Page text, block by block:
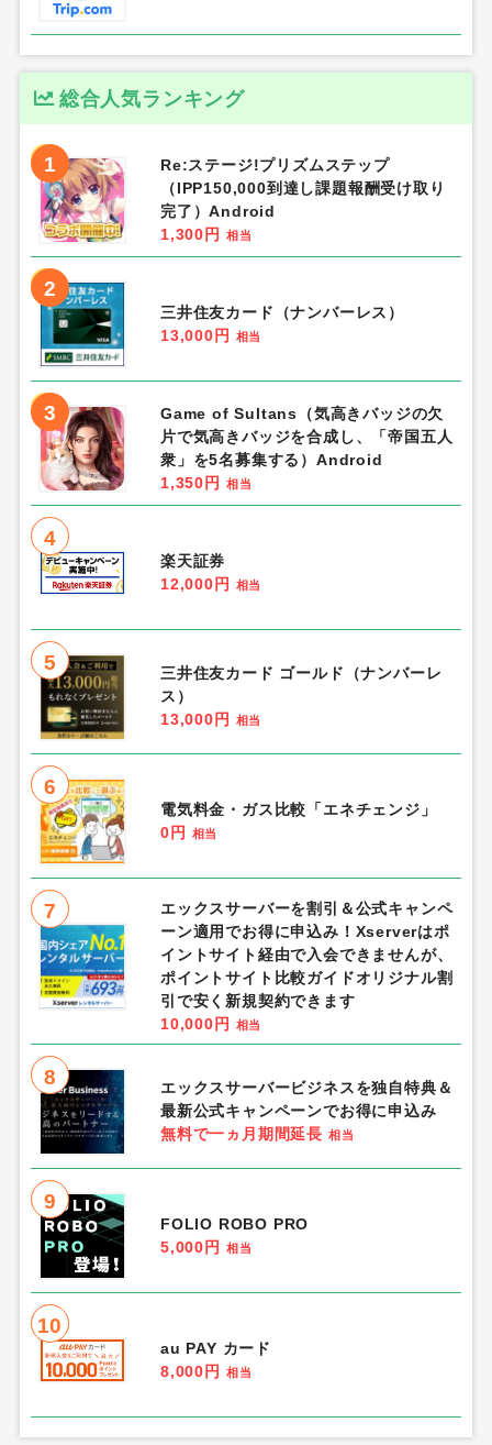
総合人気ランキング
1
Re:ステージ!プリズムステップ
（IPP150,000到達し課題報酬受け取り
完了）Android
1,300円
相当
2
三井住友カード（ナンバーレス）
13,000円
相当
3
Game of Sultans（気高きバッジの欠
片で気高きバッジを合成し、「帝国五人
衆」を5名募集する）Android
1,350円
相当
4
楽天証券
12,000円
相当
5
三井住友カード ゴールド（ナンバーレ
ス）
13,000円
相当
6
電気料金・ガス比較「エネチェンジ」
0円
相当
7
エックスサーバーを割引＆公式キャンペ
ーン適用でお得に申込み！Xserverはポ
イントサイト経由で入会できませんが、
ポイントサイト比較ガイドオリジナル割
引で安く新規契約できます
10,000円
相当
8
エックスサーバービジネスを独自特典＆
最新公式キャンペーンでお得に申込み
無料で一ヵ月期間延長 相当
9
FOLIO ROBO PRO
5,000円
相当
10
au PAY カード
8,000円
相当